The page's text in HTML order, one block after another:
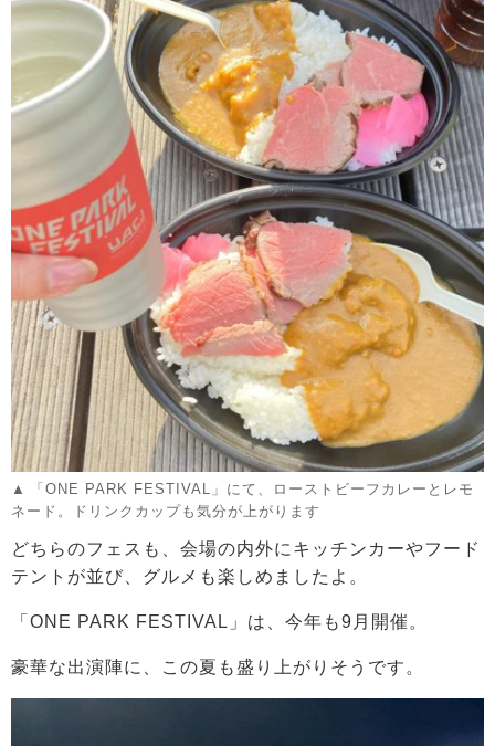
「ONE PARK FESTIVAL」にて、ローストビーフカレーとレモ
ネード。ドリンクカップも気分が上がります
どちらのフェスも、会場の内外にキッチンカーやフード
テントが並び、グルメも楽しめましたよ。
「ONE PARK FESTIVAL」は、今年も9月開催。
豪華な出演陣に、この夏も盛り上がりそうです。